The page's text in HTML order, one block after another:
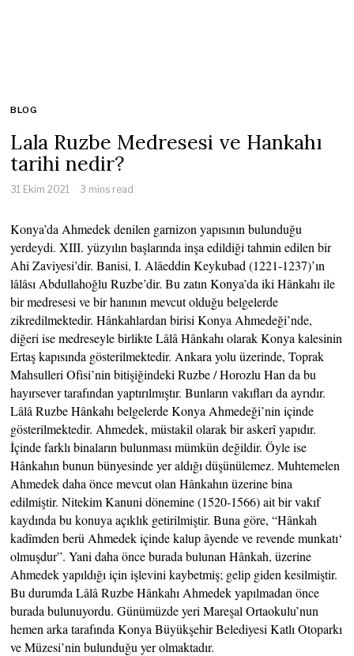
BLOG
Lala Ruzbe Medresesi ve Hankahı
tarihi nedir?
31 Ekim 2021 3 mins read
Konya’da Ahmedek denilen garnizon yapısının bulunduğu
yerdeydi. XIII. yüzyılın başlarında inşa edildiği tahmin edilen bir
Ahi Zaviyesi’dir. Banisi, I. Alâeddin Keykubad (1221-1237)’ın
lâlâsı Abdullahoğlu Ruzbe’dir. Bu zatın Konya’da iki Hânkahı ile
bir medresesi ve bir hanının mevcut olduğu belgelerde
zikredilmektedir. Hânkahlardan birisi Konya Ahmedeği’nde,
diğeri ise medreseyle birlikte Lâlâ Hânkahı olarak Konya kalesinin
Ertaş kapısında gösterilmektedir. Ankara yolu üzerinde, Toprak
Mahsulleri Ofisi’nin bitişiğindeki Ruzbe / Horozlu Han da bu
hayırsever tarafından yaptırılmıştır. Bunların vakıfları da ayrıdır.
Lâlâ Ruzbe Hânkahı belgelerde Konya Ahmedeği’nin içinde
gösterilmektedir. Ahmedek, müstakil olarak bir askerî yapıdır.
İçinde farklı binaların bulunması mümkün değildir. Öyle ise
Hânkahın bunun bünyesinde yer aldığı düşünülemez. Muhtemelen
Ahmedek daha önce mevcut olan Hânkahın üzerine bina
edilmiştir. Nitekim Kanuni dönemine (1520-1566) ait bir vakıf
kaydında bu konuya açıklık getirilmiştir. Buna göre, “Hânkah
kadîmden berü Ahmedek içinde kalup âyende ve revende munkatı‘
olmuşdur”. Yani daha önce burada bulunan Hânkah, üzerine
Ahmedek yapıldığı için işlevini kaybetmiş; gelip giden kesilmiştir.
Bu durumda Lâlâ Ruzbe Hânkahı Ahmedek yapılmadan önce
burada bulunuyordu. Günümüzde yeri Mareşal Ortaokulu’nun
hemen arka tarafında Konya Büyükşehir Belediyesi Katlı Otoparkı
ve Müzesi’nin bulunduğu yer olmaktadır.